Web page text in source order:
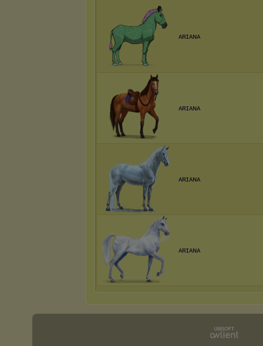
ᴀʀɪᴀɴᴀ
ᴀʀɪᴀɴᴀ
ᴀʀɪᴀɴᴀ
ᴀʀɪᴀɴᴀ